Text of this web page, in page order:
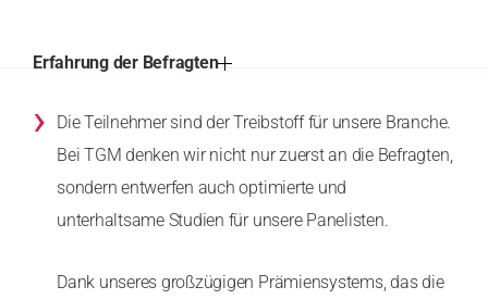
Erfahrung der Befragten
›
Die Teilnehmer sind der Treibstoff für unsere Branche.
Bei TGM denken wir nicht nur zuerst an die Befragten,
sondern entwerfen auch optimierte und
unterhaltsame Studien für unsere Panelisten.
Dank unseres großzügigen Prämiensystems, das die